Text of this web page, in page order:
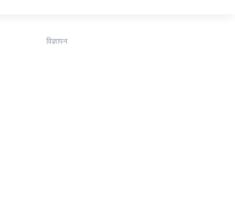
विज्ञापन